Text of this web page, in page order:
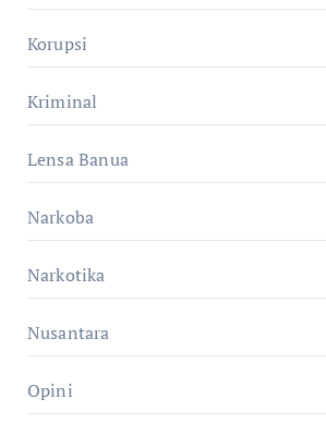
Korupsi
Kriminal
Lensa Banua
Narkoba
Narkotika
Nusantara
Opini